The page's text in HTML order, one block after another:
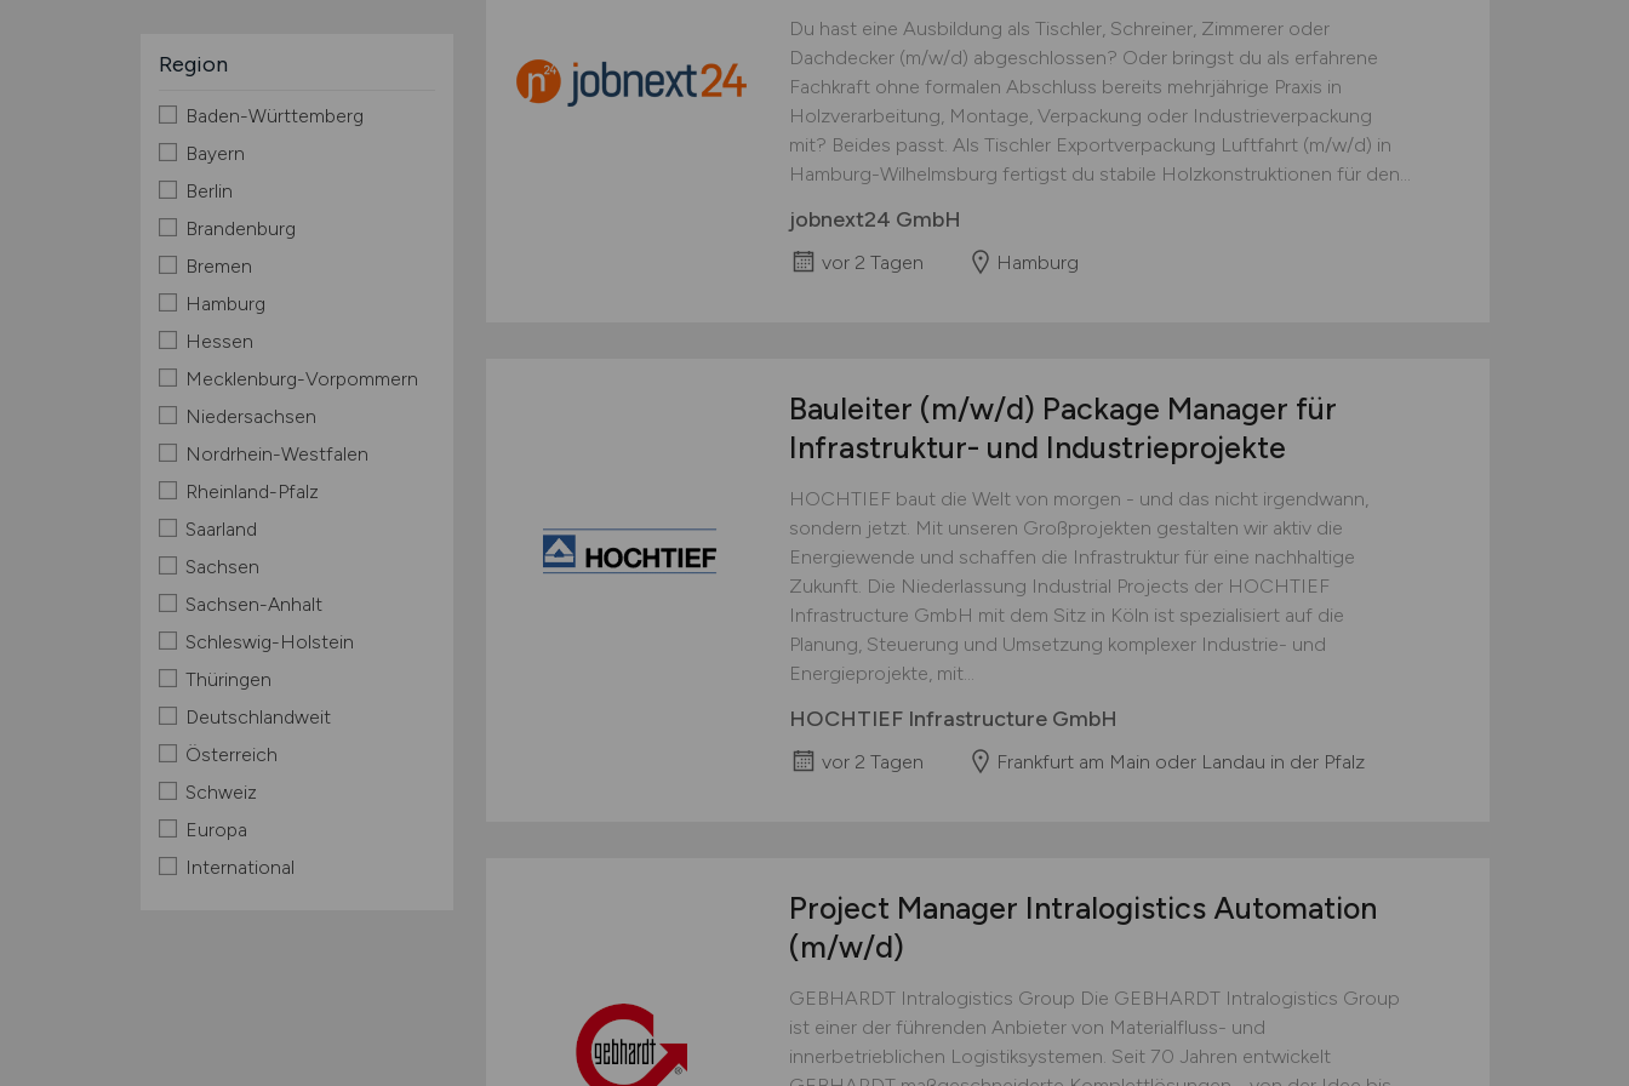
Region
Baden-Württemberg
Bayern
Berlin
Brandenburg
Bremen
Hamburg
Hessen
Mecklenburg-Vorpommern
Niedersachsen
Nordrhein-Westfalen
Rheinland-Pfalz
Saarland
Sachsen
Sachsen-Anhalt
Schleswig-Holstein
Thüringen
Deutschlandweit
Österreich
Schweiz
Europa
International
Du hast eine Ausbildung als Tischler, Schreiner, Zimmerer oder
Dachdecker (m/w/d) abgeschlossen? Oder bringst du als erfahrene
Fachkraft ohne formalen Abschluss bereits mehrjährige Praxis in
Holzverarbeitung, Montage, Verpackung oder Industrieverpackung
mit? Beides passt. Als Tischler Exportverpackung Luftfahrt (m/w/d) in
Hamburg-Wilhelmsburg fertigst du stabile Holzkonstruktionen für den...
jobnext24 GmbH
vor 2 Tagen Hamburg
Bauleiter (m/w/d) Package Manager für
Infrastruktur- und Industrieprojekte
HOCHTIEF baut die Welt von morgen - und das nicht irgendwann,
sondern jetzt. Mit unseren Großprojekten gestalten wir aktiv die
Energiewende und schaffen die Infrastruktur für eine nachhaltige
Zukunft. Die Niederlassung Industrial Projects der HOCHTIEF
Infrastructure GmbH mit dem Sitz in Köln ist spezialisiert auf die
Planung, Steuerung und Umsetzung komplexer Industrie- und
Energieprojekte, mit...
HOCHTIEF Infrastructure GmbH
vor 2 Tagen Frankfurt am Main oder Landau in der Pfalz
Project Manager Intralogistics Automation
(m/w/d)
GEBHARDT Intralogistics Group Die GEBHARDT Intralogistics Group
ist einer der führenden Anbieter von Materialfluss- und
innerbetrieblichen Logistiksystemen. Seit 70 Jahren entwickelt